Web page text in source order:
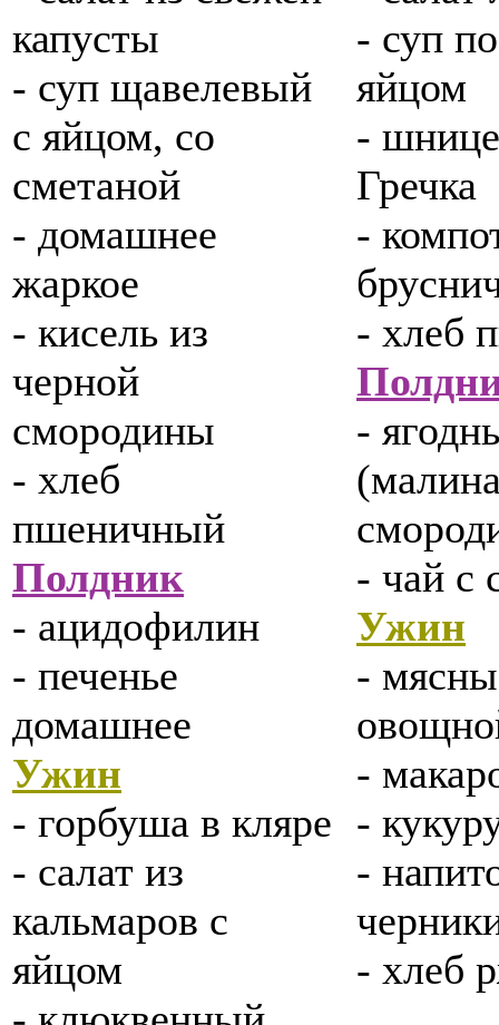
капусты
- суп щавелевый
с яйцом, со
сметаной
- домашнее
жаркое
- кисель из
черной
смородины
- хлеб
пшеничный
Полдник
- ацидофилин
- печенье
домашнее
Ужин
- горбуша в кляре
- салат из
кальмаров с
яйцом
- суп
яйцом
-
Гречка
-
- хлеб
-
- чай с
Ужин
-
-
-
-
- хлеб